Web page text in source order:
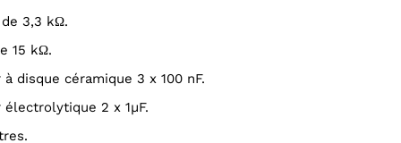
de 3,3 kΩ.
15 kΩ.
à disque céramique 3 x 100 nF.
électrolytique 2 x 1µF.